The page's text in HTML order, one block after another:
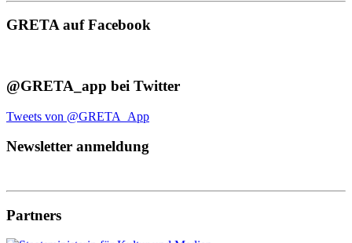
GRETA auf Facebook
@GRETA_app bei Twitter
Tweets von @GRETA_App
Newsletter anmeldung
Partners